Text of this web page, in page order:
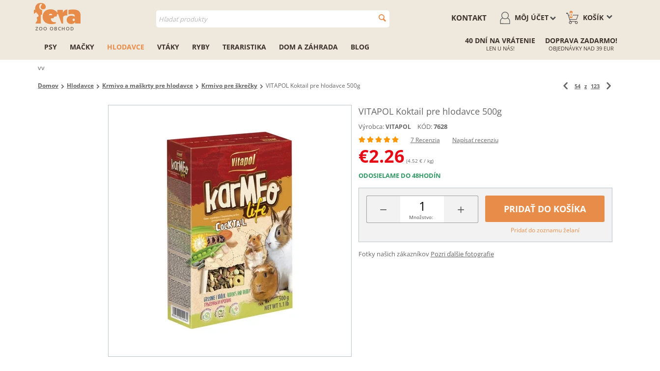
ZOO OBCHOD
KOŠÍK
0
MÔJ ÚČET
KONTAKT
PSY MAČKY HLODAVCE VTÁKY RYBY TERARISTIKA DOM A ZÁHRADA BLOG
40 DNÍ NA VRÁTENIE
LEN U NÁS!
DOPRAVA ZADARMO!
OBJEDNÁVKY NAD 39 EUR
vv
Domov Hlodavce Krmivo a maškrty pre hlodavce Krmivo pre škrečky VITAPOL Koktail pre hlodavce 500g 54 z 123
VITAPOL Koktail pre hlodavce 500g
Výrobca: VITAPOL KÓD:7628
7 Recenzia Napísať recenziu
€2.26 (4.52 € / kg)
ODOSIELAME DO 48HODÍN
− +
Množstvo:
PRIDAŤ DO KOŠÍKA
Pridať do zoznamu želaní
Fotky našich zákazníkov Pozri ďalšie fotografie